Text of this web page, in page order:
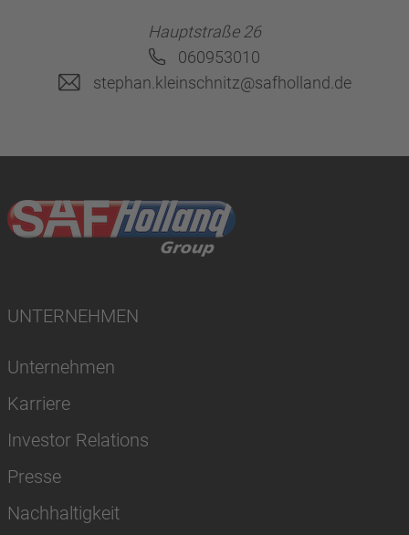
Hauptstraße 26
060953010
stephan.kleinschnitz@safholland.de
UNTERNEHMEN
Unternehmen
Karriere
Investor Relations
Presse
Nachhaltigkeit